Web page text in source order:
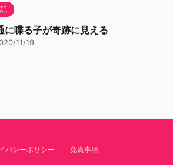
に喋る子が奇跡に見える
11/19
バシーポリシー 免責事項